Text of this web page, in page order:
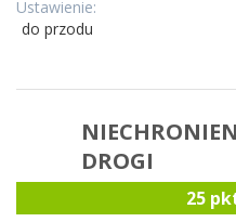
Ustawienie:
do przodu
DROGI
25